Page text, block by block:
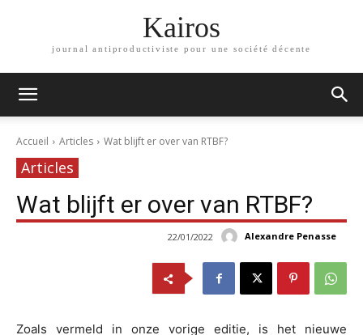
Kairos
journal antiproductiviste pour une société décente
Accueil Articles Wat blijft er over van RTBF?
Articles
Wat blijft er over van RTBF?
Alexandre Penasse
22/01/2022
Zoals vermeld in onze vorige editie, is het nieuwe